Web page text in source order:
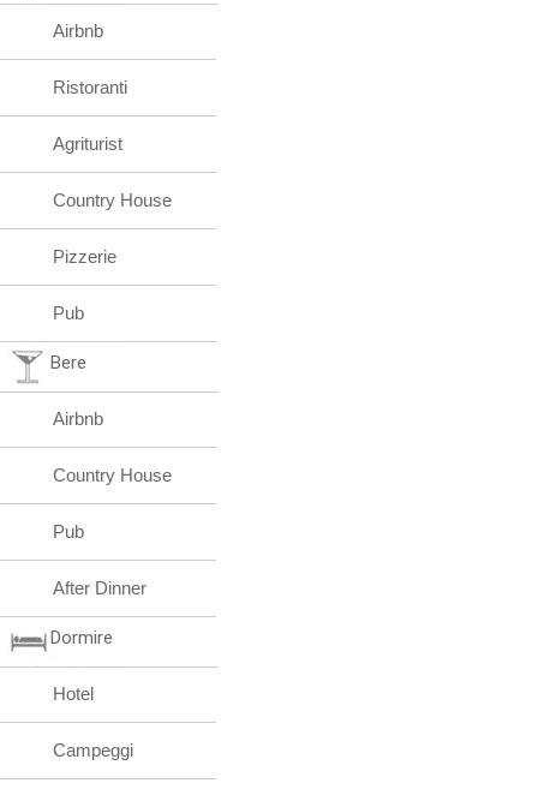
Airbnb
Ristoranti
Agriturist
Country House
Pizzerie
Pub
Bere
Airbnb
Country House
Pub
After Dinner
Dormire
Hotel
Campeggi